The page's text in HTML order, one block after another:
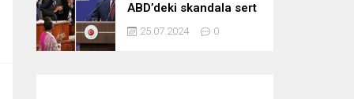
ABD’deki skandala sert
tepki: Netanyahu’yu
alkışlayanlar eli kanlı
25.07.2024 0